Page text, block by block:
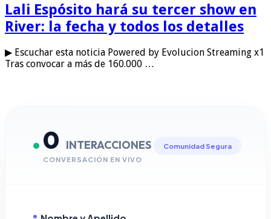
Lali Espósito hará su tercer show en
River: la fecha y todos los detalles
▶ Escuchar esta noticia Powered by Evolucion Streaming x1
Tras convocar a más de 160.000 …
0 INTERACCIONES
CONVERSACIÓN EN VIVO
Comunidad Segura